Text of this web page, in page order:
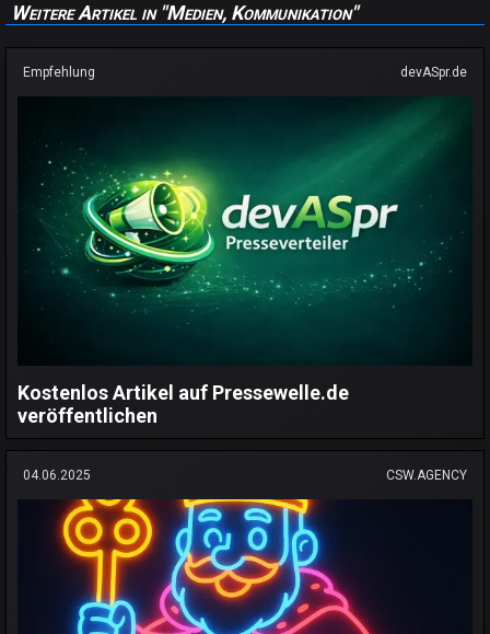
Weitere Artikel in "Medien, Kommunikation"
Empfehlung devASpr.de
Kostenlos Artikel auf Pressewelle.de
veröffentlichen
04.06.2025 CSW.AGENCY